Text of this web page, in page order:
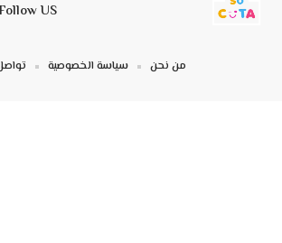
Follow US
من نحن سياسة الخصوصية